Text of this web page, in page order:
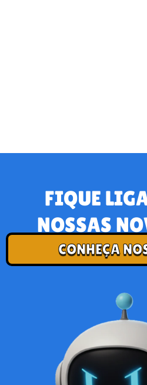
FIQUE
NOSSAS
CONHEÇA